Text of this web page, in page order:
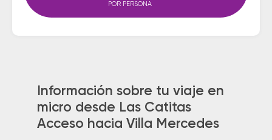
POR PERSONA
Información sobre tu viaje en
micro desde Las Catitas
Acceso hacia Villa Mercedes